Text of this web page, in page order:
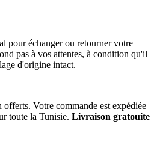
pour échanger ou retourner votre
pas à vos attentes, à condition qu'il
d'origine intact.
Votre commande est expédiée
toute la Tunisie. Livraison gratouite